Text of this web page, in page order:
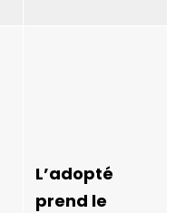
L’adopté
prend le